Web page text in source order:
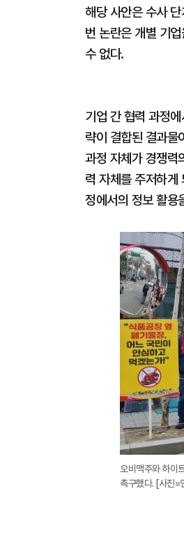
해당 사안은 수사
번 논란은 개별 기
수 없다.
기업 간 협력 과정
략이 결합된 결과물
과정 자체가 경쟁력
력 자체를 주저하게
정에서의 정보 활용
오비맥주와 하이
촉구했다. [사진=